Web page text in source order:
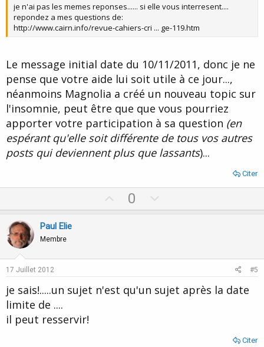
je n'ai pas les memes reponses...... si elle vous interresent....
repondez a mes questions de:
http://www.cairn.info/revue-cahiers-cri ... ge-119.htm
Le message initial date du 10/11/2011, donc je ne
pense que votre aide lui soit utile à ce jour...,
néanmoins Magnolia a créé un nouveau topic sur
l'insomnie, peut être que que vous pourriez
apporter votre participation à sa question (en
espérant qu'elle soit différente de tous vos autres
posts qui deviennent plus que lassants)...
Citer
p
t
0
o
v
t
e
Paul Elie
Membre
17 Juillet 2012 #5
je sais!.....un sujet n'est qu'un sujet après la date
limite de ....
il peut resservir!
Citer